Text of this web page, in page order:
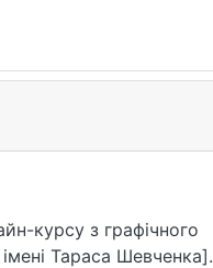
курсу з графічного
Тараса Шевченка].